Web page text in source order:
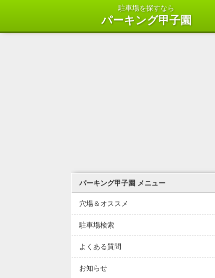
駐車場を探すなら
パーキング甲子園
パーキング甲子園 メニュー
穴場＆オススメ
駐車場検索
よくある質問
お知らせ